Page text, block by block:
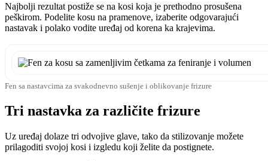
Najbolji rezultat postiže se na kosi koja je prethodno prosušena
peškirom. Podelite kosu na pramenove, izaberite odgovarajući
nastavak i polako vodite uređaj od korena ka krajevima.
Fen sa nastavcima za svakodnevno sušenje i oblikovanje frizure
Tri nastavka za različite frizure
Uz uređaj dolaze tri odvojive glave, tako da stilizovanje možete
prilagoditi svojoj kosi i izgledu koji želite da postignete.